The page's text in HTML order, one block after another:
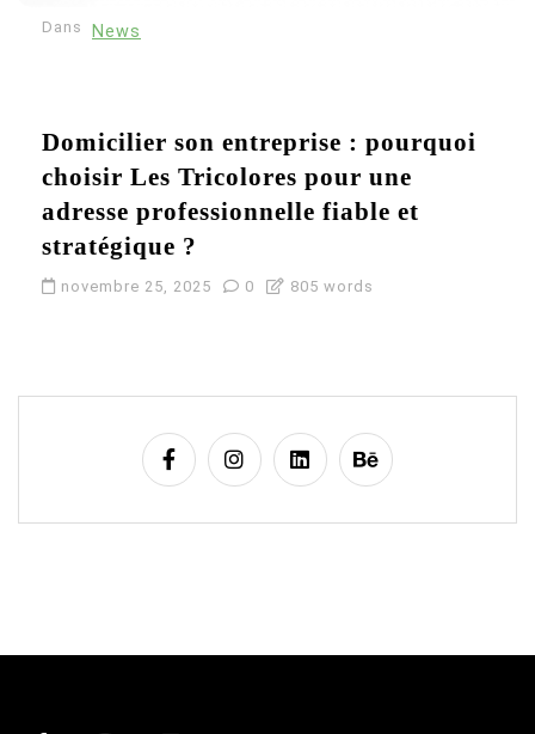
Dans News
Domicilier son entreprise : pourquoi
choisir Les Tricolores pour une
adresse professionnelle fiable et
stratégique ?
novembre 25, 2025 0 805 words